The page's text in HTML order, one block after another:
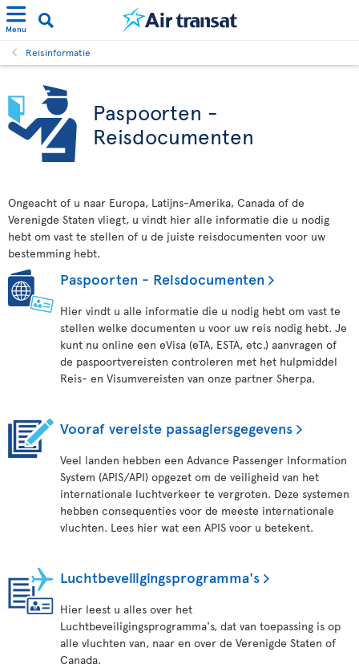
Menu
Reisinformatie
Paspoorten -
Reisdocumenten
Ongeacht of u naar Europa, Latijns-Amerika, Canada of de
Verenigde Staten vliegt, u vindt hier alle informatie die u nodig
hebt om vast te stellen of u de juiste reisdocumenten voor uw
bestemming hebt.
Paspoorten - Reisdocumenten
Hier vindt u alle informatie die u nodig hebt om vast te
stellen welke documenten u voor uw reis nodig hebt. Je
kunt nu online een eVisa (eTA, ESTA, etc.) aanvragen of
de paspoortvereisten controleren met het hulpmiddel
Reis- en Visumvereisten van onze partner Sherpa.
Vooraf vereiste passagiersgegevens
Veel landen hebben een Advance Passenger Information
System (APIS/API) opgezet om de veiligheid van het
internationale luchtverkeer te vergroten. Deze systemen
hebben consequenties voor de meeste internationale
vluchten. Lees hier wat een APIS voor u betekent.
Luchtbeveiligingsprogramma's
Hier leest u alles over het
Luchtbeveiligingsprogramma's, dat van toepassing is op
alle vluchten van, naar en over de Verenigde Staten of
Canada.